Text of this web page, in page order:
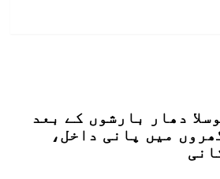
دھار بارشوں کے بعد
میں پانی داخل،